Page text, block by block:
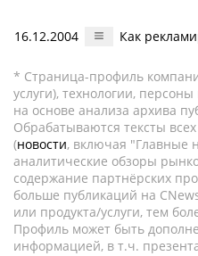
16.12.2004 Как
* Страница-профиль
услуги), технологии,
на основе анализа архива
Обрабатываются тексты
(новости, включая "Главные
аналитические обзоры
содержание партнёрских
больше публикаций на
или продукта/услуги, тем
Профиль может быть
информацией, в т.ч.